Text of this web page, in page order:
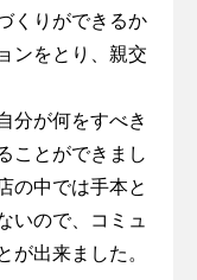
くりができるか
ンをとり、親交
分が何をすべき
ことができまし
の中では手本と
いので、コミュ
が出来ました。